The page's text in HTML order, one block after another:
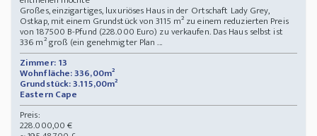
Großes, einzigartiges, luxuriöses Haus in der Ortschaft Lady Grey,
Ostkap, mit einem Grundstück von 3115 m² zu einem reduzierten Preis
von 187500 B-Pfund (228.000 Euro) zu verkaufen. Das Haus selbst ist
336 m² groß (ein genehmigter Plan ...
Zimmer: 13
Wohnfläche: 336,00m²
Grundstück: 3.115,00m²
Eastern Cape
Preis:
228.000,00 €